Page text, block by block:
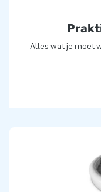
Alles wat je moet